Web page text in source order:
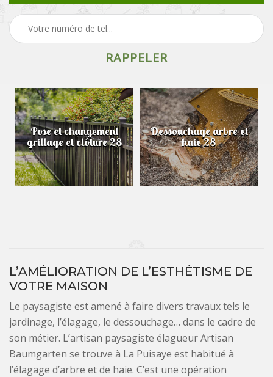
Pose et changement
grillage et clôture 28
Dessouchage arbre et
haie 28
L’AMÉLIORATION DE L’ESTHÉTISME DE
VOTRE MAISON
Le paysagiste est amené à faire divers travaux tels le
jardinage, l’élagage, le dessouchage… dans le cadre de
son métier. L’artisan paysagiste élagueur Artisan
Baumgarten se trouve à La Puisaye est habitué à
l’élagage d’arbre et de haie. C’est une opération